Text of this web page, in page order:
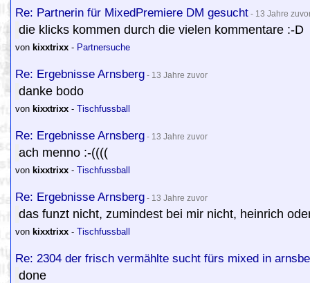
Re: Partnerin für MixedPremiere DM gesucht - 13 Jahre
die klicks kommen durch die vielen kommentare :-D
von kixxtrixx - Partnersuche
Re: Ergebnisse Arnsberg - 13 Jahre zuvor
danke bodo
von kixxtrixx - Tischfussball
Re: Ergebnisse Arnsberg - 13 Jahre zuvor
ach menno :-((((
von kixxtrixx - Tischfussball
Re: Ergebnisse Arnsberg - 13 Jahre zuvor
das funzt nicht, zumindest bei mir nicht, heinrich
von kixxtrixx - Tischfussball
Re: 2304 der frisch vermählte sucht fürs mixed in
done